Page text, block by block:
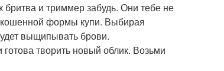
бритва и триммер забудь. Они тебе не
формы купи. Выбирая
выщипывать брови.
творить новый облик. Возьми